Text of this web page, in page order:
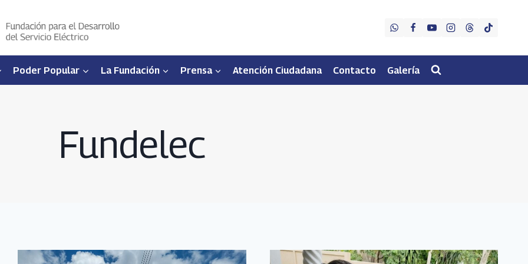
Poder Popular La Fundación Prensa Atención Ciudadana Contacto Galería
Fundelec